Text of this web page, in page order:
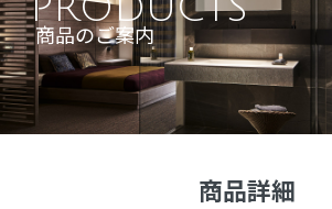
PRODUCTS
商品のご案内
商品詳細